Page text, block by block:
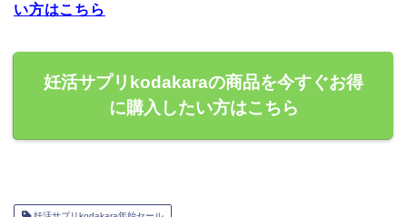
い方はこちら
妊活サプリkodakaraの商品を今すぐお得
に購入したい方はこちら